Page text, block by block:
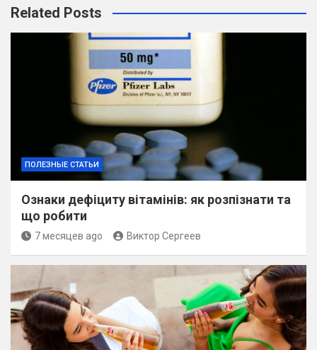
Related Posts
ПОЛЕЗНЫЕ СТАТЬИ
Ознаки дефіциту вітамінів: як розпізнати та
що робити
7 месяцев ago Виктор Сергеев